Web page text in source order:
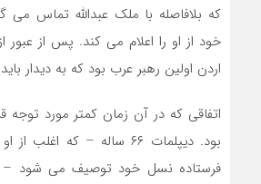
که بلافاصله با ملک عبدالله تماس
خود از او را اعلام می کند. پس از عبور
اردن اولین رهبر عرب بود که به دیدار
اتفاقی که در آن زمان کمتر مورد توجه
بود. دیپلمات ۶۶ ساله – که
فرستاده نسل خود توصیف می شود